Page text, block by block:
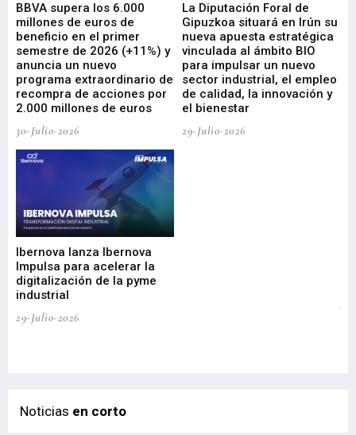
BBVA supera los 6.000
millones de euros de
beneficio en el primer
semestre de 2026 (+11%) y
anuncia un nuevo
programa extraordinario de
recompra de acciones por
2.000 millones de euros
30-Julio-2026
La Diputación Foral de
Gipuzkoa situará en Irún su
nueva apuesta estratégica
vinculada al ámbito BIO
para impulsar un nuevo
sector industrial, el empleo
de calidad, la innovación y
el bienestar
29-Julio-2026
Ibernova lanza Ibernova
Impulsa para acelerar la
digitalización de la pyme
industrial
29-Julio-2026
Noticias en corto